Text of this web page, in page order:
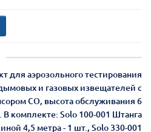
для аэрозольного тестирования
и газовых извещателей с
СО, высота обслуживания 6
В комплекте: Solo 100-001 Штанга
4,5 метра - 1 шт., Solo 330-001